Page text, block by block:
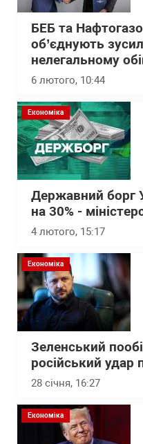
БЕБ та
об’єднують
нелегальному
6 лютого, 10:44
Економіка
Державний борг
на 30% -
4 лютого, 15:17
Економіка
Зеленський
російський удар
28 січня, 16:27
Економіка